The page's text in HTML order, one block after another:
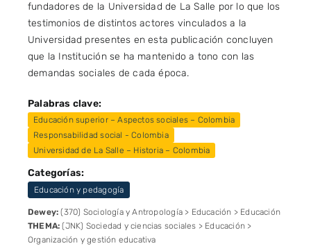
fundadores de la Universidad de La Salle por lo que los
testimonios de distintos actores vinculados a la
Universidad presentes en esta publicación concluyen
que la Institución se ha mantenido a tono con las
demandas sociales de cada época.
Palabras clave:
Educación superior – Aspectos sociales – Colombia
Responsabilidad social - Colombia
Universidad de La Salle – Historia – Colombia
Categorías:
Educación y pedagogía
Dewey: (370) Sociología y Antropología > Educación > Educación
THEMA: (JNK) Sociedad y ciencias sociales > Educación >
Organización y gestión educativa